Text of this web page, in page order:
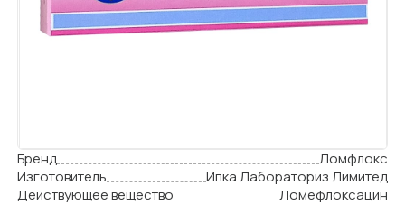
Бренд
Ломфлокс
Изготовитель
Ипка Лабораториз Лимитед
Действующее вещество
Ломефлоксацин